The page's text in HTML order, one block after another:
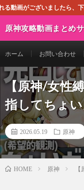
下記お問合せよりご連
原神攻略動画まとめ
ホーム お問い合わせ
【原神/女性
指してちょ
2026.05.19 原神
HOME 原神